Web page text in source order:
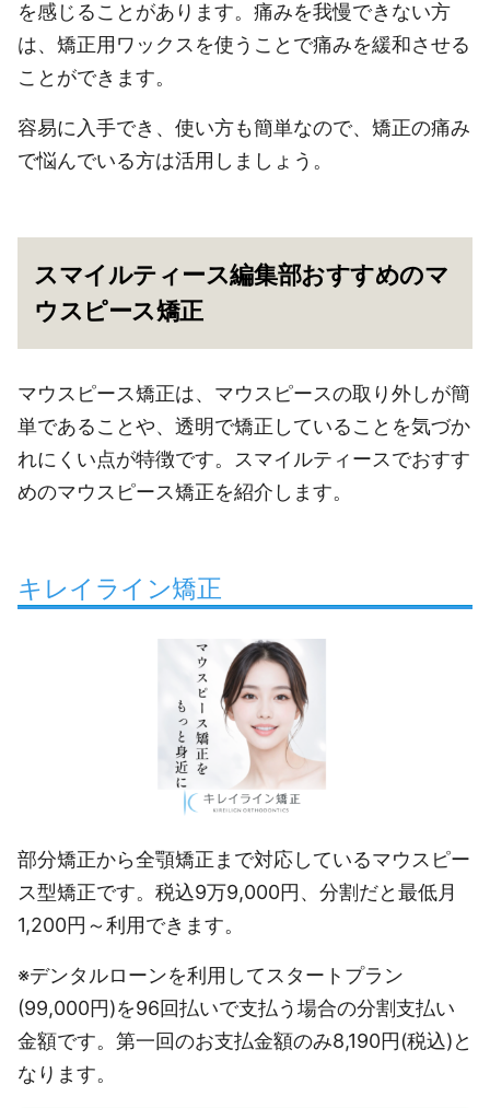
を感じることがあります。痛みを我慢できない方
は、矯正用ワックスを使うことで痛みを緩和させる
ことができます。
容易に入手でき、使い方も簡単なので、矯正の痛み
で悩んでいる方は活用しましょう。
スマイルティース編集部おすすめのマ
ウスピース矯正
マウスピース矯正は、マウスピースの取り外しが簡
単であることや、透明で矯正していることを気づか
れにくい点が特徴です。スマイルティースでおすす
めのマウスピース矯正を紹介します。
キレイライン矯正
部分矯正から全顎矯正まで対応しているマウスピー
ス型矯正です。税込9万9,000円、分割だと最低月
1,200円～利用できます。
※デンタルローンを利用してスタートプラン
(99,000円)を96回払いで支払う場合の分割支払い
金額です。第一回のお支払金額のみ8,190円(税込)と
なります。